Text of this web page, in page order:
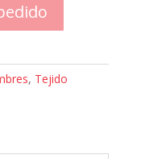
, Tejido